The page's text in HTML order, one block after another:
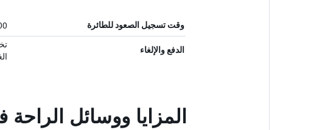
وقت تسجيل الصعود للطائرة
الدفع والإلغاء
المزايا ووسائل